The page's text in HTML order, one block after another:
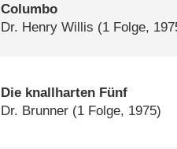
Columbo
Dr. Henry Willis (1 Folge,
Die knallharten Fünf
Dr. Brunner (1 Folge, 1975)